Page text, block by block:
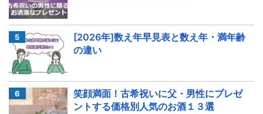
[2026年]数え年早見表と数え年・満年齢
の違い
笑顔満面！古希祝いに父・男性にプレゼ
ントする価格別人気のお酒１３選